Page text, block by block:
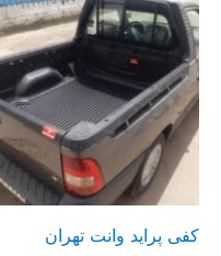
کفی پراید وانت تهران